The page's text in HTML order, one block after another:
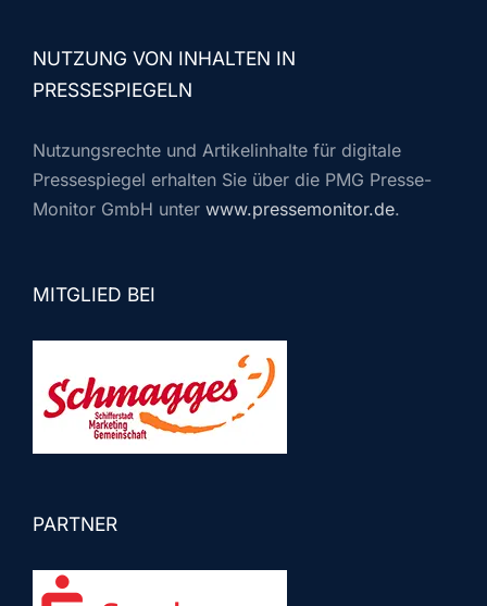
NUTZUNG VON INHALTEN IN
PRESSESPIEGELN
Nutzungsrechte und Artikelinhalte für digitale
Pressespiegel erhalten Sie über die PMG Presse-
Monitor GmbH unter www.pressemonitor.de.
MITGLIED BEI
PARTNER